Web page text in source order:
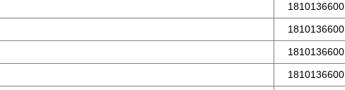
1810136600
1810136600
1810136600
1810136600